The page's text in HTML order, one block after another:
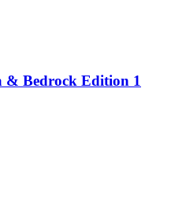
& Bedrock Edition 1